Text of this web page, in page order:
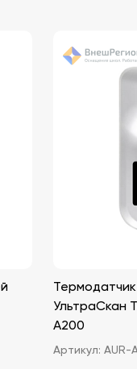
УльтраСкан
A200
Артикул: AUR-